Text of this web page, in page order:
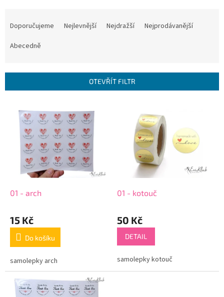
r
Doporučujeme Nejlevnější Nejdražší
Nejprodávanější
Abecedně
OTEVŘÍT FILTR
01 - arch
15 Kč
Do košíku
samolepky arch
01 - kotouč
50 Kč
DETAIL
samolepky kotouč